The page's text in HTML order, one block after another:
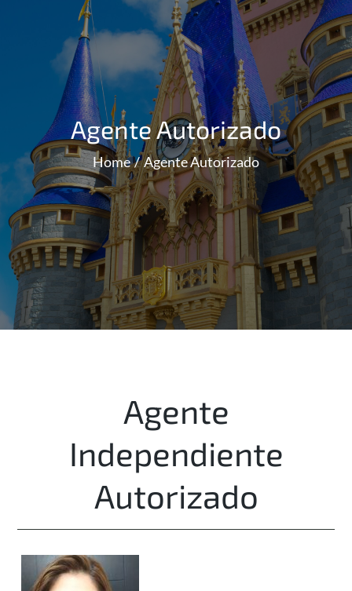
Agente Autorizado
Home Agente Autorizado
Agente
Independiente
Autorizado